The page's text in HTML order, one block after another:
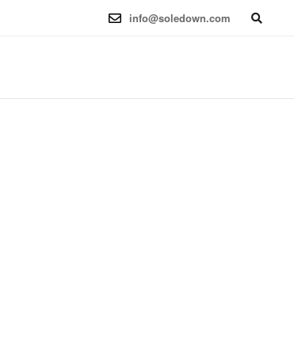
(2025-08-12) x86_64info@soledown.com